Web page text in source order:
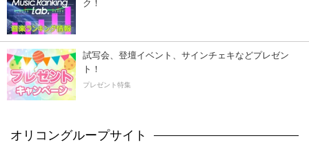
ク！
試写会、登壇イベント、サインチェキなどプレゼン
ト！
プレゼント特集
オリコングループサイト